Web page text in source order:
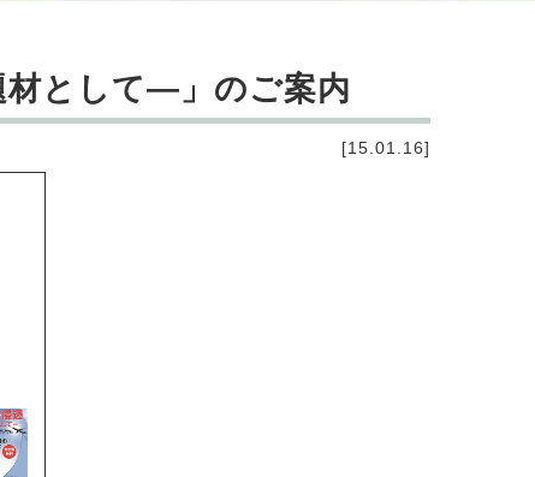
として―」のご案内
[15.01.16]